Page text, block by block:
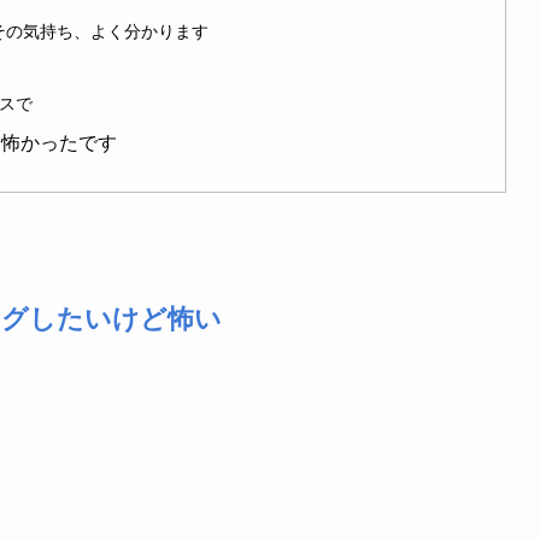
気持ち、よく分かります
で
かったです
したいけど怖い